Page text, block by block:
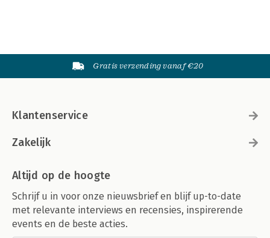
Gratis verzending vanaf €20
Klantenservice
Zakelijk
Altijd op de hoogte
Schrijf u in voor onze nieuwsbrief en blijf up-to-date
met relevante interviews en recensies, inspirerende
events en de beste acties.